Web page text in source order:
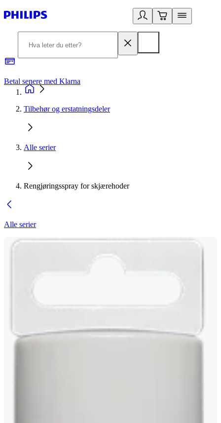
Betal senere med Klarna
Tilbehør og erstatningsdeler
Alle serier
Rengjøringsspray for skjærehoder
Alle serier